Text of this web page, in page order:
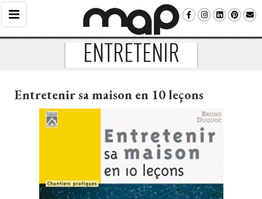
ENTRETENIR
Entretenir sa maison en 10 leçons